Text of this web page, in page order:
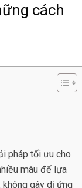
cách
pháp tối ưu cho
màu để lựa
không gây dị ứng